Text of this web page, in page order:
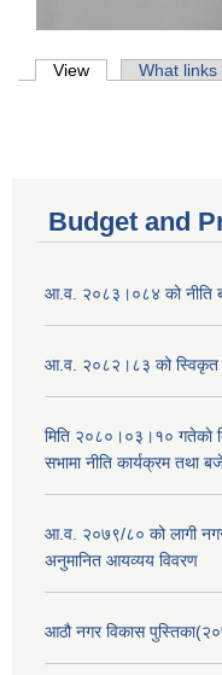
Primary tabs
View (active tab)What links
Budget and
आ.व. २०८३।०८४ को नीति
आ.व. २०८२।८३ को स्विकृत
मिति २०८०।०३।१० गतेकाे
सभामा नीति कार्यक्रम तथा
आ.व. २०७९/८० को लागी
अनुमानित आयव्यय विवरण
आठौ नगर विकास